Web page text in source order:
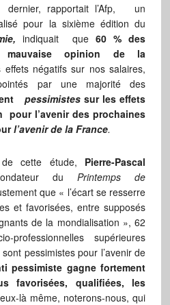
dernier, rapportait l’Afp, un
pour la sixième édition du
indiquait que60 % des
opinion de la
effets négatifs sur nos salaires,
par une majorité des
pessimistessur les effets
pour l’avenir des prochaines
l’avenir de la France.
cette étude, Pierre-Pascal
duPrintemps de
que « l’écart se resserre
et favorisées, entre supposés
de la mondialisation », 62
professionnelles supérieures
pessimistes pour l’avenir de
pessimiste gagne fortement
favorisées, qualifiées, les
là même, noterons-nous, qui